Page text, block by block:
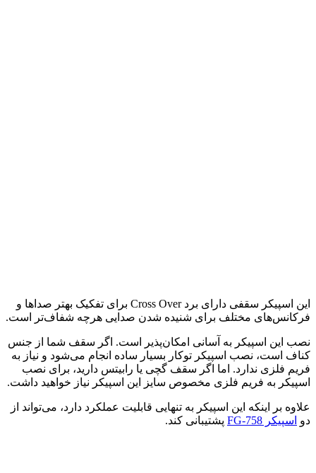
این اسپیکر سقفی دارای برد Cross Over برای تفکیک بهتر صداها و
فرکانس‌های مختلف برای شنیده شدن صدایی هرچه شفاف‌‌تر است.
نصب این اسپیکر به آسانی امکان‌پذیر است. اگر سقف شما از جنس
کناف است، نصب اسپیکر توکار بسیار ساده انجام می‌شود و نیاز به
فریم فلزی ندارد. اما اگر سقف گچی یا رابیتس دارید، برای نصب
اسپیکر به فریم فلزی مخصوص سایز این اسپیکر نیاز خواهید داشت.
علاوه بر اینکه این اسپیکر به تنهایی قابلیت عملکرد دارد، می‌تواند از
دو اسپیکر FG-758 پشتیبانی کند.